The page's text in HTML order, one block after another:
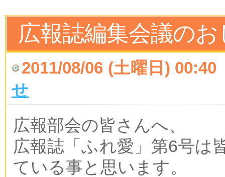
広報誌編集会議の
2011/08/06 (土曜日) 00:40
せ
広報部会の皆さんへ、
広報誌「ふれ愛」第6号は
ている事と思います。